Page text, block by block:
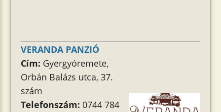
VERANDA PANZIÓ
Cím: Gyergyóremete,
Orbán Balázs utca, 37.
szám
Telefonszám: 0744 784